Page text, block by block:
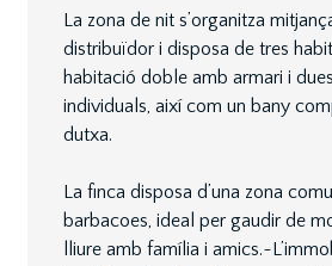
La zona de nit s’organitza
distribuïdor i disposa de tres
habitació doble amb armari i
individuals, així com un bany
dutxa.
La finca disposa d’una zona
barbacoes, ideal per gaudir de
lliure amb família i